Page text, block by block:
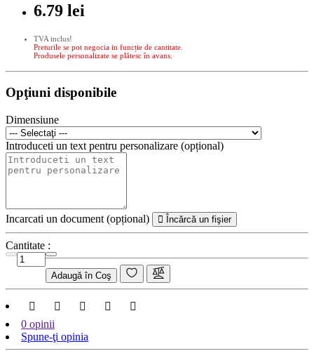
6.79 lei
TVA inclus!
Preturile se pot negocia in funcție de cantitate.
Produsele personalizate se plătesc în avans.
Opţiuni disponibile
Dimensiune
Introduceti un text pentru personalizare (opțional)
Incarcati un document (opțional) Încărcă un fişier
Cantitate :
Adaugă în Coş
0 opinii
Spune-ţi opinia